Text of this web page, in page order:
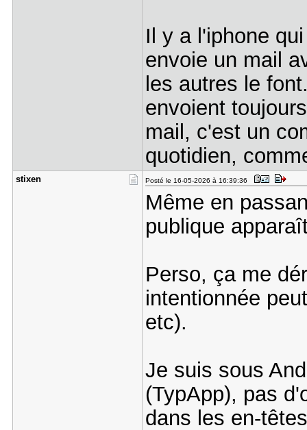
Il y a l'iphone
envoie un mail
les autres le
envoient
mail, c'est un
quotidien,
stixen Posté le 16-05-2026 à 16:39:36
Même en
publique
Perso, ça me
intentionnée
etc).
Je suis sous
(TypApp), pas
dans les en-